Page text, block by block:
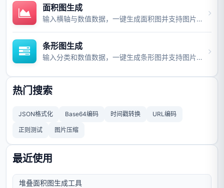
面积图生成
输入横轴与数值数据，一键生成面积图并支持图片与视频导出。
条形图生成
输入分类和数值数据，一键生成条形图并支持图片与视频导出。
热门搜索
JSON格式化 Base64编码 时间戳转换 URL编码
正则测试 图片压缩
最近使用
堆叠面积图生成工具